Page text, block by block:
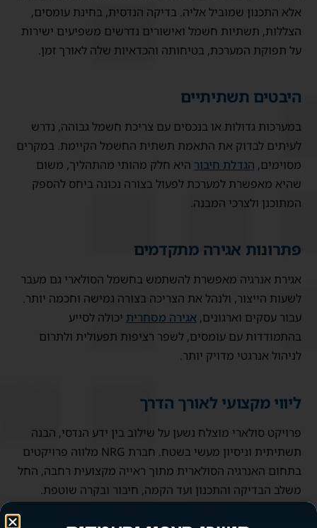
אלא התכנון שמוביל אליה. בדיקה הנדסית, בחינת עומסים,
הצללות, תשתיות חשמל ואישורים נדרשים משפיעים ישירות
על תפוקת המערכת, בטיחותה והכדאיות שלה לאורך זמן.
היבטים תשתיתיים
במערכות גדולות או בנכסים עם צריכת חשמל גבוהה, נדרש
לעיתים לבדוק את התאמת תשתית החשמל הקיימת. במקרים
מסוימים, הגדלת חיבור היא חלק מהותי מהתהליך, משום
שהיא מאפשרת למערכת לפעול בצורה נכונה ביחס להספק
המתוכנן ולצרכי המבנה.
פתרונות אגירה מתקדמים
אגירת אנרגיה מאפשרת להשתמש בחשמל הסולארי גם מעבר
לשעות הייצור, ולנהל את הצריכה בצורה גמישה וחכמה יותר.
עבור עסקים וארגונים,אגירה מסחרית יכולה לסייע
בהתמודדות עם עומסים, לשפר רציפות תפעולית ולתרום
לניהול אנרגטי מדויק יותר.
ליווי מקצועי לאורך הדרך
פרויקט סולארי מוצלח נשען על שילוב בין ידע הנדסי, הבנה
תשתיתית וניסיון מעשי בשטח. חברת NRG מלווה פרויקטים
בתחום האנרגיה הסולארית מתוך ראייה מקצועית רחבה, החל
משלב הבדיקה והתכנון ועד הקמה, חיבור ובקרה שוטפת.